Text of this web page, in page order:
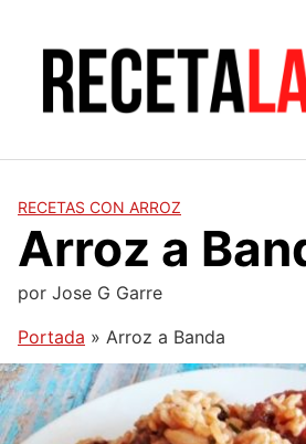
contenido
RECETAS CON ARROZ
Arroz a
por Jose G Garre
Portada » Arroz a Banda